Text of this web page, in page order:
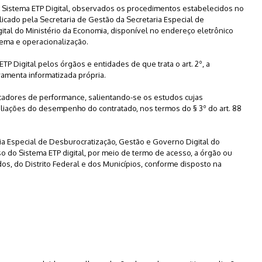
ETP Digital, observados os procedimentos estabelecidos no
pela Secretaria de Gestão da Secretaria Especial de
do Ministério da Economia, disponível no endereço eletrônico
e operacionalização.
Digital pelos órgãos e entidades de que trata o art. 2º, a
informatizada própria.
de performance, salientando-se os estudos cujas
do desempenho do contratado, nos termos do § 3º do art. 88
Especial de Desburocratização, Gestão e Governo Digital do
do Sistema ETP digital, por meio de termo de acesso, a órgão ou
do Distrito Federal e dos Municípios, conforme disposto na